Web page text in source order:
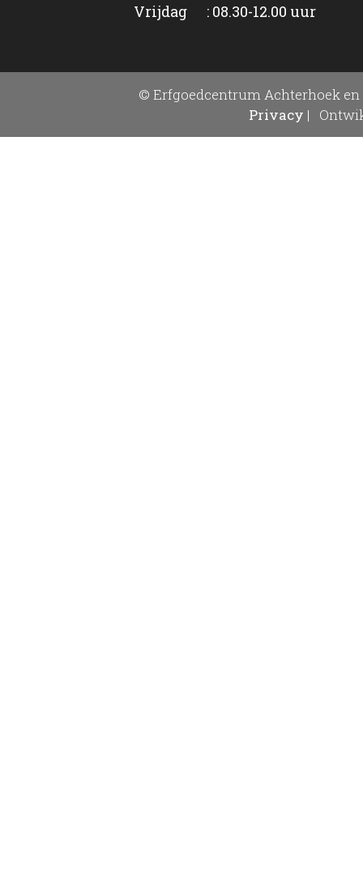
Vrijdag : 08.30-12.00 uur
© Erfgoedcentrum Achterhoek en
Privacy |